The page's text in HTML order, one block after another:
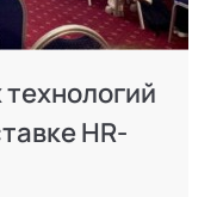
HR-